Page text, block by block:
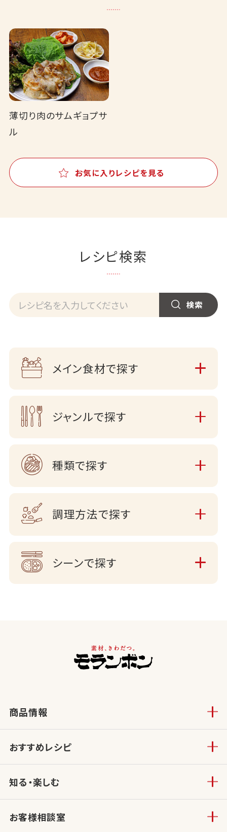
薄切り肉のサムギョプサ
ル
お気に入りレシピを見る
レシピ検索
メイン食材で探す
ジャンルで探す
種類で探す
調理方法で探す
シーンで探す
商品情報
おすすめレシピ
知る・楽しむ
お客様相談室